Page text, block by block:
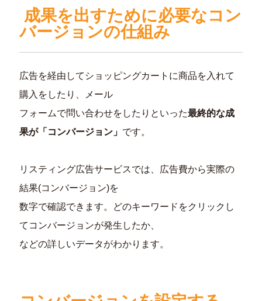
成果を出すために必要なコン
バージョンの仕組み
広告を経由してショッピングカートに商品を入れて
購入をしたり、メール
フォームで問い合わせをしたりといった最終的な成
果が「コンバージョン」 です。
リスティング広告サービスでは、広告費から実際の
結果(コンバージョン)を
数字で確認できます。どのキーワードをクリックし
てコンバージョンが発生したか、
などの詳しいデータがわかります。